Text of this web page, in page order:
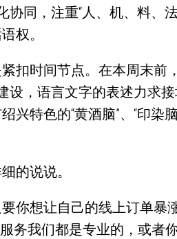
同，注重“人、机、料、
权。
扣时间节点。在本周末前
设，语言文字的表述力求
特色的“黄酒脑”、“印染
的说说。
你想让自己的线上订单暴
务我们都是专业的，或者